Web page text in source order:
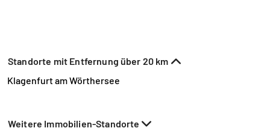
Standorte mit Entfernung über 20 km
Klagenfurt am Wörthersee
Weitere Immobilien-Standorte